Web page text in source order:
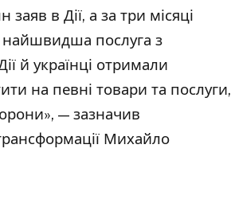
в Дії, а за три місяці
найшвидша послуга з
й українці отримали
на певні товари та послуги,
— зазначив
Михайло